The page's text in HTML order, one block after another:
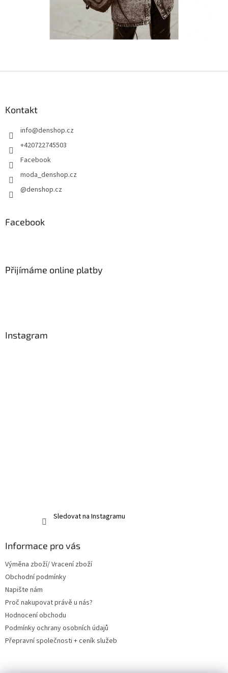
Kontakt
info@denshop.cz
+420722745503
Facebook
moda_denshop.cz
@denshop.cz
Facebook
Přijímáme online platby
Instagram
Sledovat na Instagramu
Informace pro vás
Výměna zboží/ Vracení zboží
Obchodní podmínky
Napište nám
Proč nakupovat právě u nás?
Hodnocení obchodu
Podmínky ochrany osobních údajů
Přepravní společnosti + ceník služeb